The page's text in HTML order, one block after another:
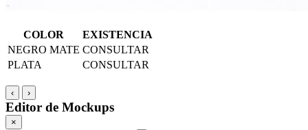
COLOR
EXISTENCIA
NEGRO MATE CONSULTAR
PLATA
CONSULTAR
‹ ›
Editor de Mockups
×